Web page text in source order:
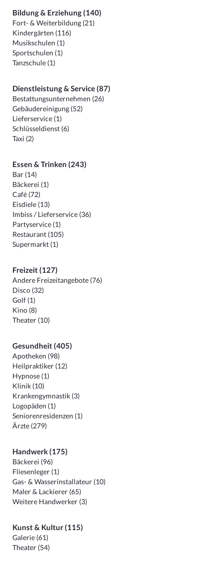
Bildung & Erziehung (140)
Fort- & Weiterbildung (21)
Kindergärten (116)
Musikschulen (1)
Sportschulen (1)
Tanzschule (1)
Dienstleistung & Service (87)
Bestattungsunternehmen (26)
Gebäudereinigung (52)
Lieferservice (1)
Schlüsseldienst (6)
Taxi (2)
Essen & Trinken (243)
Bar (14)
Bäckerei (1)
Café (72)
Eisdiele (13)
Imbiss / Lieferservice (36)
Partyservice (1)
Restaurant (105)
Supermarkt (1)
Freizeit (127)
Andere Freizeitangebote (76)
Disco (32)
Golf (1)
Kino (8)
Theater (10)
Gesundheit (405)
Apotheken (98)
Heilpraktiker (12)
Hypnose (1)
Klinik (10)
Krankengymnastik (3)
Logopäden (1)
Seniorenresidenzen (1)
Ärzte (279)
Handwerk (175)
Bäckerei (96)
Fliesenleger (1)
Gas- & Wasserinstallateur (10)
Maler & Lackierer (65)
Weitere Handwerker (3)
Kunst & Kultur (115)
Galerie (61)
Theater (54)